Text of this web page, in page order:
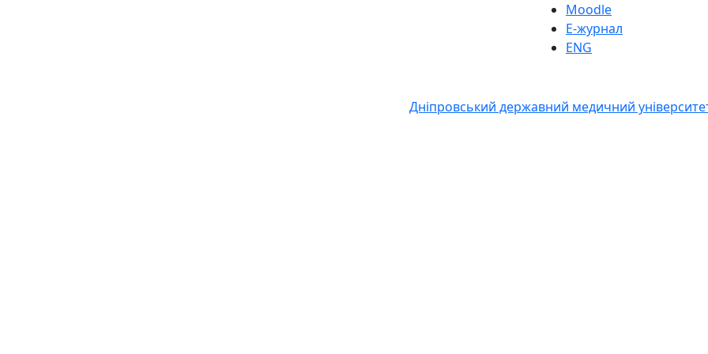
Moodle
Е-журнал
ENG
Дніпровський державний медичний